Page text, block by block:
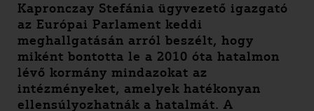
Kapronczay Stefánia ügyvezető igazgató
az Európai Parlament keddi
meghallgatásán arról beszélt, hogy
miként bontotta le a 2010 óta hatalmon
lévő kormány mindazokat az
intézményeket, amelyek hatékonyan
ellensúlyozhatnák a hatalmát. A